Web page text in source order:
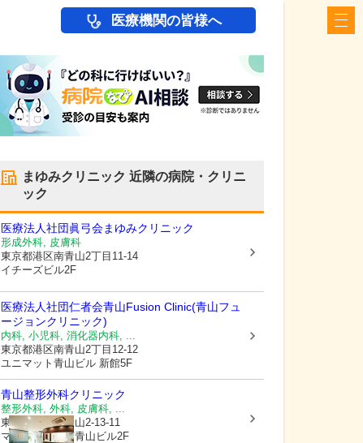
医療機関の皆様へ
まゆみクリニック 近隣の病院・クリニ
ック
医療法人社団眞弓会まゆみクリニック
形成外科, 皮膚科
東京都港区南青山2丁目11-14
イチーズビル2F
医療法人社団仁者会青山Fusion Clinic(青山フュ
ージョンクリニック)
内科, 小児科, 消化器内科, ...
東京都港区南青山2丁目12-12
ユニマット青山ビル 新館5F
青山整形外科クリニック
整形外科, 外科, 皮膚科, ...
東京都港区南青山2-13-11
マストライフ南青山ビル2F